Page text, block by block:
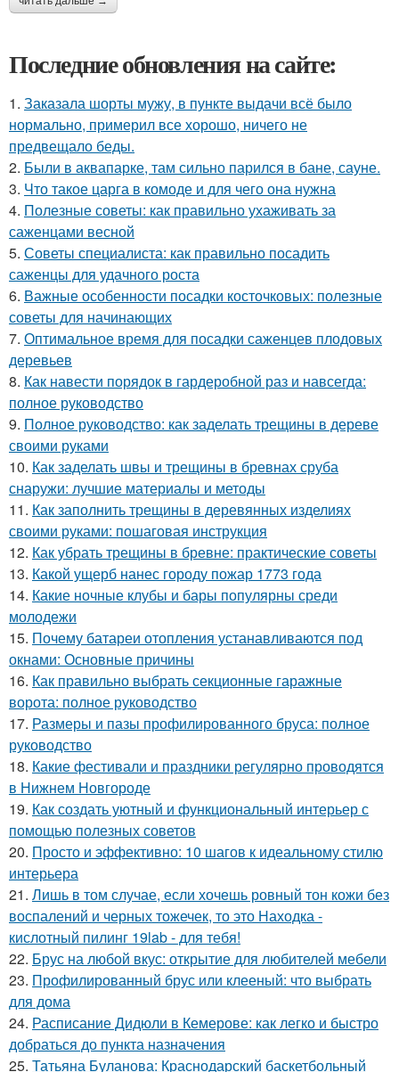
Последние обновления на сайте:
1. Заказала шорты мужу, в пункте выдачи всё было
нормально, примерил все хорошо, ничего не
предвещало беды.
2. Были в аквапарке, там сильно парился в бане, сауне.
3. Что такое царга в комоде и для чего она нужна
4. Полезные советы: как правильно ухаживать за
саженцами весной
5. Советы специалиста: как правильно посадить
саженцы для удачного роста
6. Важные особенности посадки косточковых: полезные
советы для начинающих
7. Оптимальное время для посадки саженцев плодовых
деревьев
8. Как навести порядок в гардеробной раз и навсегда:
полное руководство
9. Полное руководство: как заделать трещины в дереве
своими руками
10. Как заделать швы и трещины в бревнах сруба
снаружи: лучшие материалы и методы
11. Как заполнить трещины в деревянных изделиях
своими руками: пошаговая инструкция
12. Как убрать трещины в бревне: практические советы
13. Какой ущерб нанес городу пожар 1773 года
14. Какие ночные клубы и бары популярны среди
молодежи
15. Почему батареи отопления устанавливаются под
окнами: Основные причины
16. Как правильно выбрать секционные гаражные
ворота: полное руководство
17. Размеры и пазы профилированного бруса: полное
руководство
18. Какие фестивали и праздники регулярно проводятся
в Нижнем Новгороде
19. Как создать уютный и функциональный интерьер с
помощью полезных советов
20. Просто и эффективно: 10 шагов к идеальному стилю
интерьера
21. Лишь в том случае, если хочешь ровный тон кожи без
воспалений и черных тожечек, то это Находка -
кислотный пилинг 19lab - для тебя!
22. Брус на любой вкус: открытие для любителей мебели
23. Профилированный брус или клееный: что выбрать
для дома
24. Расписание Дидюли в Кемерове: как легко и быстро
добраться до пункта назначения
25. Татьяна Буланова: Краснодарский баскетбольный